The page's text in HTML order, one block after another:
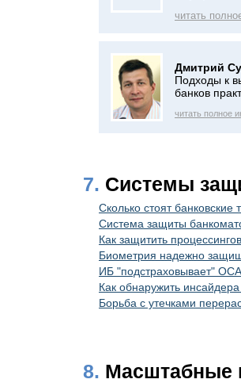
читать
Дмитрий
Подходы к
банков
читать полное
7. Системы
Сколько стоят банковские
Система защиты
Как защитить
Биометрия надежно
ИБ "подстраховывает"
Как обнаружить
Борьба с утечками
8. Масштабные